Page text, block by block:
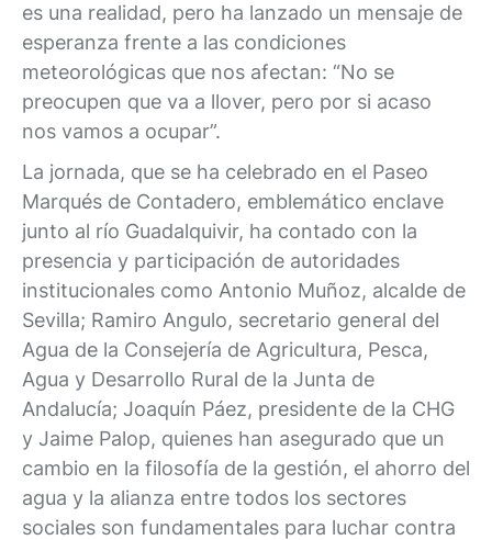
es una realidad, pero ha lanzado un mensaje de
esperanza frente a las condiciones
meteorológicas que nos afectan: “No se
preocupen que va a llover, pero por si acaso
nos vamos a ocupar”.
La jornada, que se ha celebrado en el Paseo
Marqués de Contadero, emblemático enclave
junto al río Guadalquivir, ha contado con la
presencia y participación de autoridades
institucionales como Antonio Muñoz, alcalde de
Sevilla; Ramiro Angulo, secretario general del
Agua de la Consejería de Agricultura, Pesca,
Agua y Desarrollo Rural de la Junta de
Andalucía; Joaquín Páez, presidente de la CHG
y Jaime Palop, quienes han asegurado que un
cambio en la filosofía de la gestión, el ahorro del
agua y la alianza entre todos los sectores
sociales son fundamentales para luchar contra